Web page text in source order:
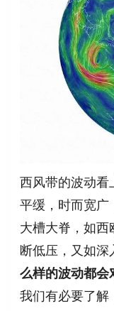
西风带的波动看
平缓，时而宽广
大槽大脊，如西
断低压，又如深
么样的波动都会
我们有必要了解